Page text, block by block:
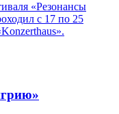
«Резонансы
с 17 по 25